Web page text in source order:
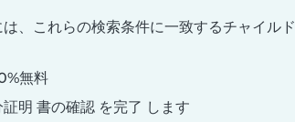
、これらの検索条件に一致するチャイルド
無料
明 書の確認 を完了 します